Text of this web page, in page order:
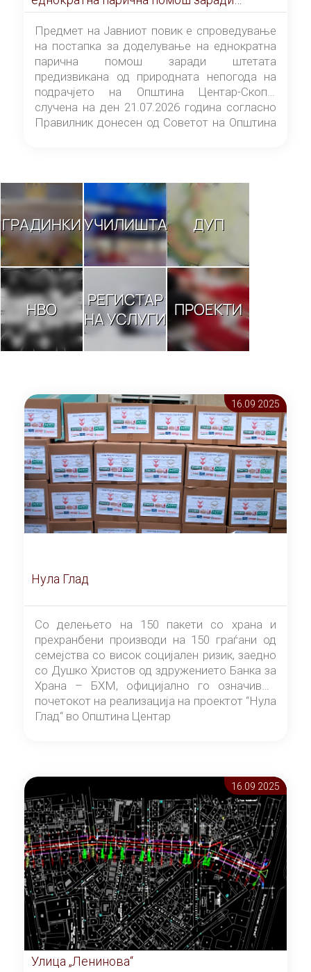
штетата предизвикана од природната
непогода на подрачјето на Општина
Центар-Скопје случена на ден 21.07.2026
година
Предмет на Јавниот повик е спроведување
на постапка за доделување на еднократна
парична помош заради штетата
предизвикана од природната непогода на
подрачјето на Општина Центар-Скопје
случена на ден 21.07.2026 година согласно
Правилник донесен од Советот на Општина
ГРАДИНКИУЧИЛИШТА ДУП
НВО
РЕГИСТАР
НА УСЛУГИ ПРОЕКТИ
16.09 2025
Нула Глад
Со делењето на 150 пакети со храна и
прехранбени производи на 150 граѓани од
семејства со висок социјален ризик, заедно
со Душко Христов од здружението Банка за
Храна – БХМ, официјално го означивме
почетокот на реализација на проектот “Нула
Глад“ во Општина Центар
16.09 2025
Улица „Ленинова“